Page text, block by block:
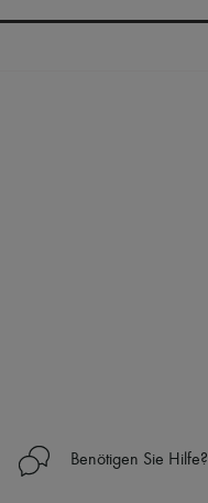
Benötigen Sie Hilfe?